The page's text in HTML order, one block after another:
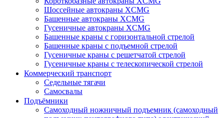
Шоссейные автокраны XCMG
Башенные автокраны XCMG
Гусеничные автокраны XCMG
Башенные краны с горизонтальной стрелой
Башенные краны с подъемной стрелой
Гусеничные краны с решетчатой стрелой
Гусеничные краны с телескопической стрелой
Коммерческий транспорт
Седельные тягачи
Самосвалы
Подъёмники
Самоходный ножничный подъемник (самоходный